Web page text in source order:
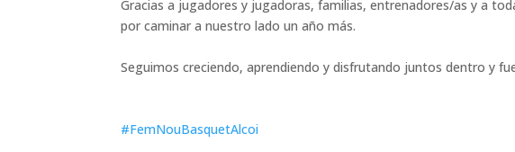
Gracias a jugadores y jugadoras, familias, entrenadores/as y a
por caminar a nuestro lado un año más.
Seguimos creciendo, aprendiendo y disfrutando juntos dentro y
#FemNouBasquetAlcoi